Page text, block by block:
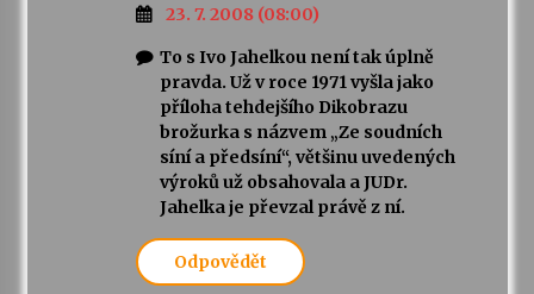
23. 7. 2008 (08:00)
To s Ivo Jahelkou není tak úplně
pravda. Už v roce 1971 vyšla jako
příloha tehdejšího Dikobrazu
brožurka s názvem „Ze soudních
síní a předsíní“, většinu uvedených
výroků už obsahovala a JUDr.
Jahelka je převzal právě z ní.
Odpovědět